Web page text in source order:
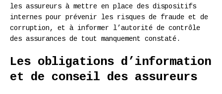
les assureurs à mettre en place des dispositifs
internes pour prévenir les risques de fraude et de
corruption, et à informer l’autorité de contrôle
des assurances de tout manquement constaté.
Les obligations d’information
et de conseil des assureurs